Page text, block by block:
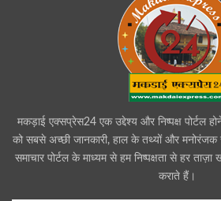
मकड़ाई एक्सप्रेस24 एक उद्देश्य और निष्पक्ष पोर्टल
को सबसे अच्छी जानकारी, हाल के तथ्यों और मनोरंजक
समाचार पोर्टल के माध्यम से हम निष्पक्षता से हर
कराते हैं।